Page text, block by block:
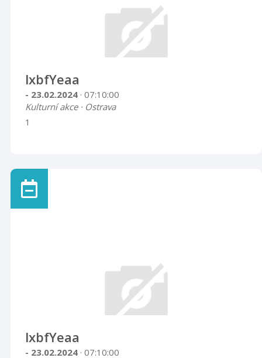
lxbfYeaa
- 23.02.2024 · 07:10:00
Kulturní akce · Ostrava
1
lxbfYeaa
- 23.02.2024 · 07:10:00